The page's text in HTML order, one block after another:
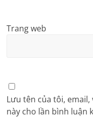
Trang web
Lưu tên của tôi,
này cho lần bình luận